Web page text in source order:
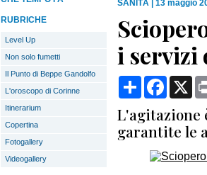
RUBRICHE
Level Up
Non solo fumetti
Il Punto di Beppe Gandolfo
L'oroscopo di Corinne
Itinerarium
Copertina
Fotogallery
Videogallery
SANITÀ 13 maggio
i servizi
Condividi X
L'agitazione
garantite le